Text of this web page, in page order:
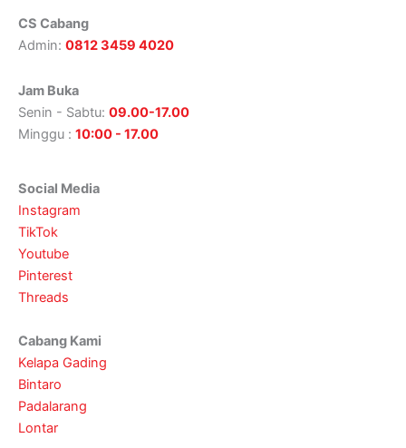
CS Cabang
Admin: 0812 3459 4020
Jam Buka
Senin - Sabtu: 09.00-17.00
Minggu : 10:00 - 17.00
Social Media
Instagram
TikTok
Youtube
Pinterest
Threads
Cabang Kami
Kelapa Gading
Bintaro
Padalarang
Lontar